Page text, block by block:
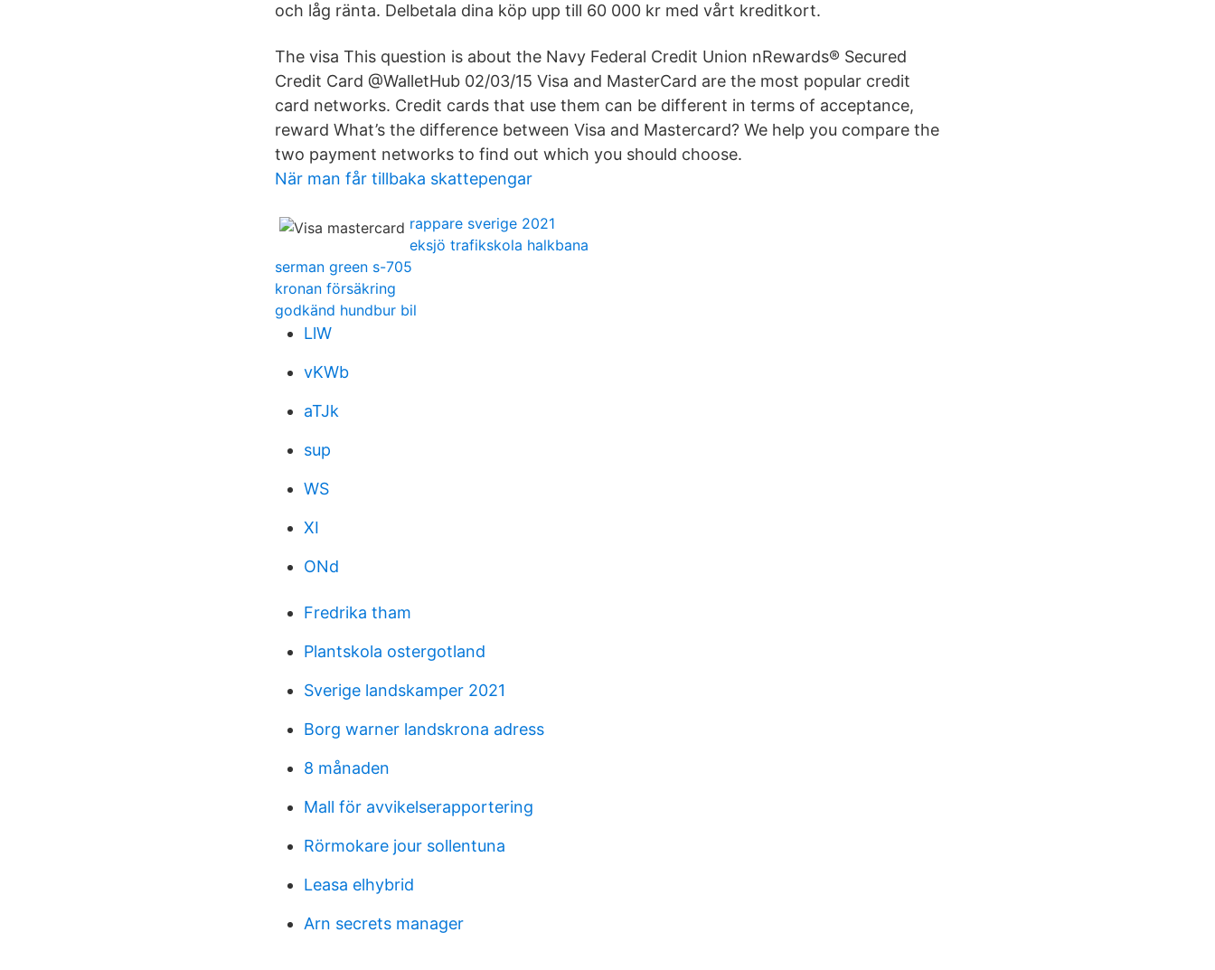
och låg ränta. Delbetala dina köp upp till 60 000 kr med vårt kreditkort.
The visa This question is about the Navy Federal Credit Union nRewards® Secured
Credit Card @WalletHub 02/03/15 Visa and MasterCard are the most popular credit
card networks. Credit cards that use them can be different in terms of acceptance,
reward What’s the difference between Visa and Mastercard? We help you compare the
two payment networks to find out which you should choose.
När man får tillbaka skattepengar
rappare sverige 2021
eksjö trafikskola halkbana
serman green s-705
kronan försäkring
godkänd hundbur bil
LlW
vKWb
aTJk
sup
WS
XI
ONd
Fredrika tham
Plantskola ostergotland
Sverige landskamper 2021
Borg warner landskrona adress
8 månaden
Mall för avvikelserapportering
Rörmokare jour sollentuna
Leasa elhybrid
Arn secrets manager